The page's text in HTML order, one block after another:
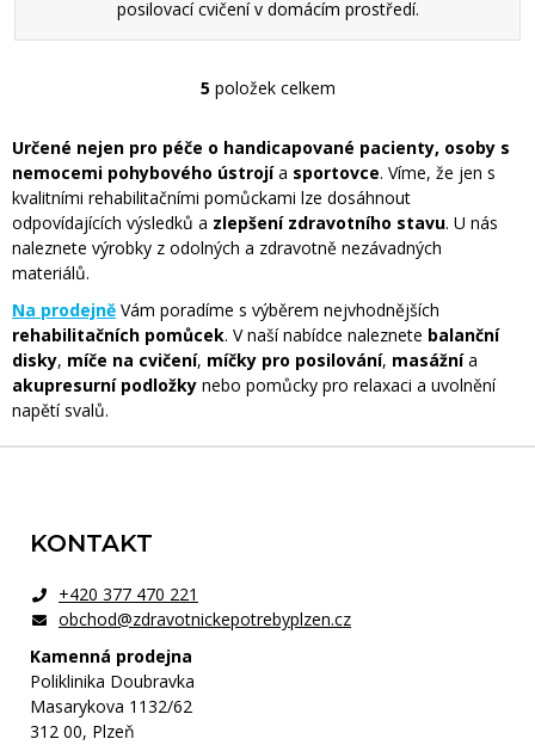
posilovací cvičení v domácím prostředí.
Ovládací prvky výpisu
5položek celkem
Určené nejen pro péče o handicapované pacienty, osoby s
nemocemi pohybového ústrojía sportovce. Víme, že jen s
kvalitními rehabilitačními pomůckami lze dosáhnout
odpovídajících výsledků a zlepšení zdravotního stavu. U nás
naleznete výrobky z odolných a zdravotně nezávadných
materiálů.
Na prodejně Vám poradíme s výběrem nejvhodnějších
rehabilitačních pomůcek. V naší nabídce naleznete balanční
disky, míče na cvičení, míčky pro posilování, masážnía
akupresurní podložky nebo pomůcky pro relaxaci a uvolnění
napětí svalů.
KONTAKT
+420 377 470 221
obchod@zdravotnickepotrebyplzen.cz
Kamenná prodejna
Poliklinika Doubravka
Masarykova 1132/62
312 00, Plzeň